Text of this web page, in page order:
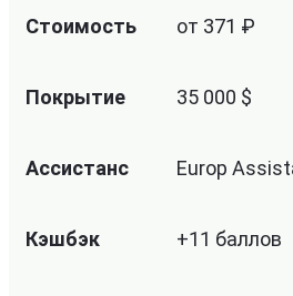
Стоимость от 371 ₽
Покрытие 35 000 $
Ассистанс Europ
Кэшбэк +11 баллов